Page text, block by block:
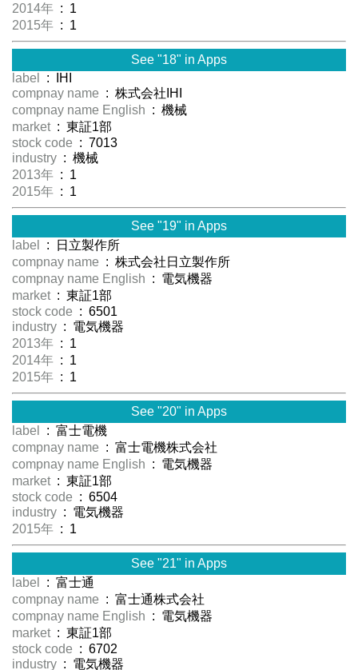
2014年 : 1
2015年 : 1
See "18" in Apps
label
: IHI
compnay name : 株式会社IHI
compnay name English : 機械
market : 東証1部
stock code : 7013
industry : 機械
2013年 : 1
2015年 : 1
See "19" in Apps
label
: 日立製作所
compnay name : 株式会社日立製作所
compnay name English : 電気機器
market : 東証1部
stock code : 6501
industry : 電気機器
2013年 : 1
2014年 : 1
2015年 : 1
See "20" in Apps
label
: 富士電機
compnay name : 富士電機株式会社
compnay name English : 電気機器
market : 東証1部
stock code : 6504
industry : 電気機器
2015年 : 1
See "21" in Apps
label
: 富士通
compnay name : 富士通株式会社
compnay name English : 電気機器
market : 東証1部
stock code : 6702
industry : 電気機器